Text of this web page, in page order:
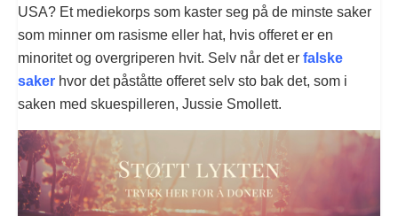
USA? Et mediekorps som kaster seg på de minste saker
som minner om rasisme eller hat, hvis offeret er en
minoritet og overgriperen hvit. Selv når det er falske
saker hvor det påståtte offeret selv sto bak det, som i
saken med skuespilleren, Jussie Smollett.